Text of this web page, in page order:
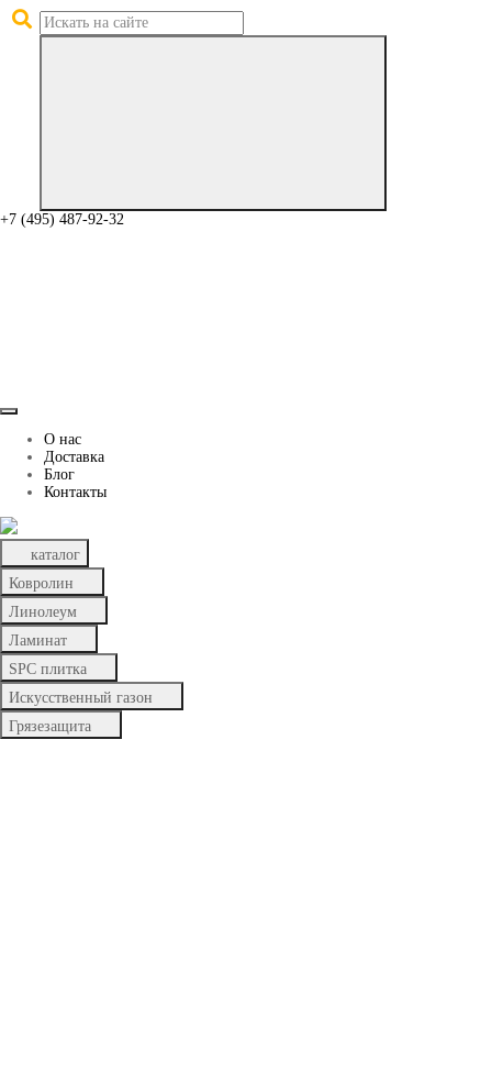
+7 (495) 487-92-32
О нас
Доставка
Блог
Контакты
каталог
Ковролин
Линолеум
Ламинат
SPC плитка
Искусственный газон
Грязезащита